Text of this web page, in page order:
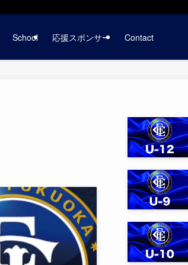
School 応援スポンサー Contact